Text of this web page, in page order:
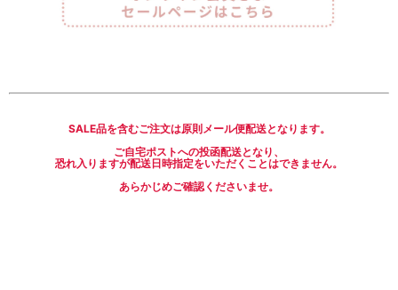
SALE品を含むご注文は原則メール便配送となります。
ご自宅ポストへの投函配送となり、
恐れ入りますが配送日時指定をいただくことはできません。
あらかじめご確認くださいませ。